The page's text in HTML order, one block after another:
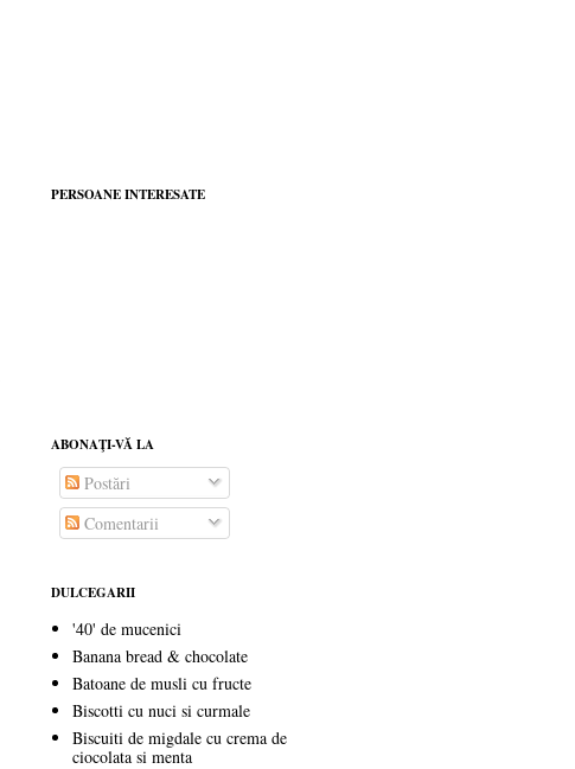
PERSOANE INTERESATE
ABONAŢI-VĂ LA
Postări
Comentarii
DULCEGARII
'40' de mucenici
Banana bread & chocolate
Batoane de musli cu fructe
Biscotti cu nuci si curmale
Biscuiti de migdale cu crema de
ciocolata si menta